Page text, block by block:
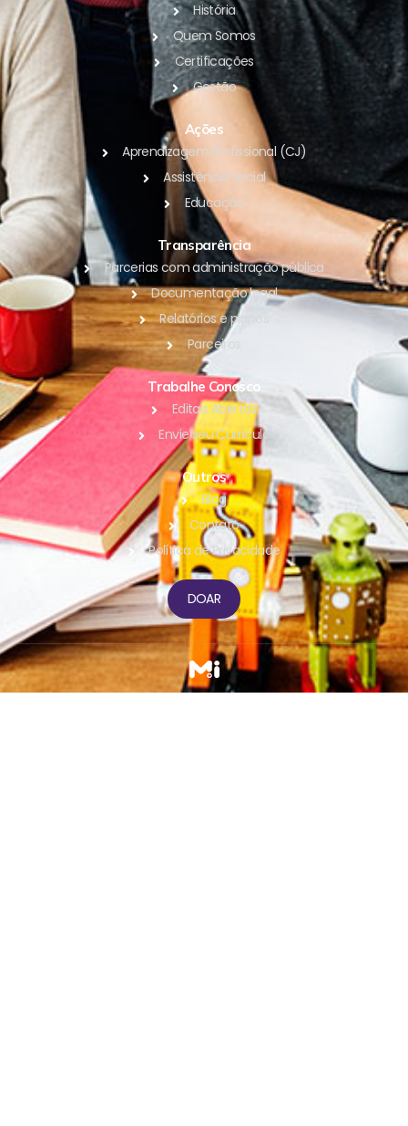
História
Quem Somos
Certificações
Gestão
Ações
Aprendizagem Profissional (CJ)
Assistência Social
Educação
Transparência
Parcerias com administração pública
Documentação legal
Relatórios e planos
Parceiros
Trabalhe Conosco
Editais Abertos
Envie seu Currículo
Outros
Blog
Contato
Política de Privacidade
DOAR